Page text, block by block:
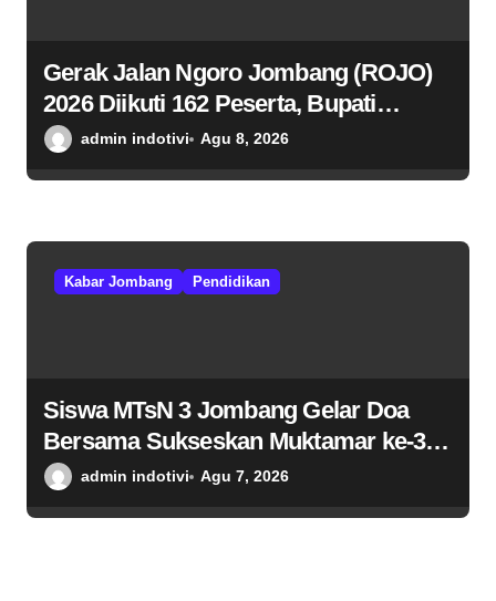
Gerak Jalan Ngoro Jombang (ROJO)
2026 Diikuti 162 Peserta, Bupati
Jombang Tekankan Disiplin dan
admin indotivi Agu 8, 2026
Kabar Jombang Pendidikan
Siswa MTsN 3 Jombang Gelar Doa
Bersama Sukseskan Muktamar ke-35
NU di Tambakberas
admin indotivi Agu 7, 2026